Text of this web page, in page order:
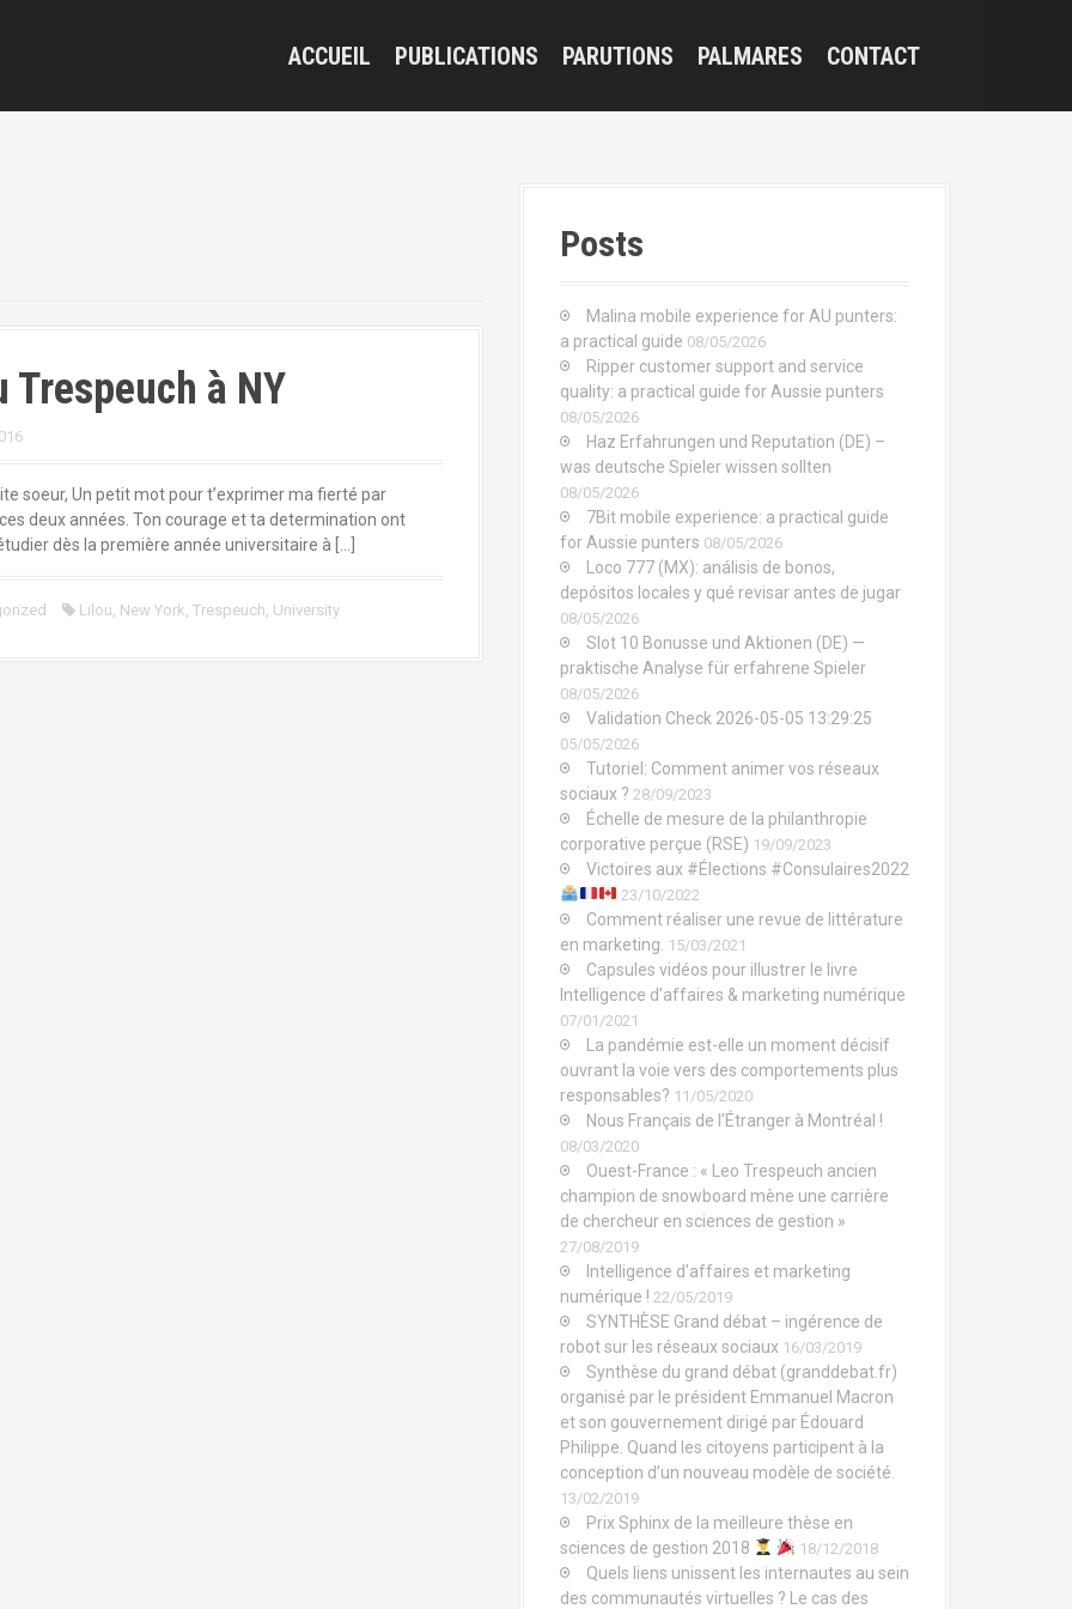
ACCUEIL PUBLICATIONS PARUTIONS PALMARES CONTACT
Trespeuch à NY
soeur, Un petit mot pour t’exprimer ma fierté par
deux années. Ton courage et ta determination ont
dès la première année universitaire à […]
Lilou, New York, Trespeuch, University
Posts
Malina mobile experience for AU punters:
a practical guide 08/05/2026
Ripper customer support and service
quality: a practical guide for Aussie punters
08/05/2026
Haz Erfahrungen und Reputation (DE) –
was deutsche Spieler wissen sollten
08/05/2026
7Bit mobile experience: a practical guide
for Aussie punters 08/05/2026
Loco 777 (MX): análisis de bonos,
depósitos locales y qué revisar antes de jugar
08/05/2026
Slot 10 Bonusse und Aktionen (DE) —
praktische Analyse für erfahrene Spieler
08/05/2026
Validation Check 2026-05-05 13:29:25
05/05/2026
Tutoriel: Comment animer vos réseaux
sociaux ? 28/09/2023
Échelle de mesure de la philanthropie
corporative perçue (RSE) 19/09/2023
Victoires aux #Élections #Consulaires2022
23/10/2022
Comment réaliser une revue de littérature
en marketing. 15/03/2021
Capsules vidéos pour illustrer le livre
Intelligence d’affaires & marketing numérique
07/01/2021
La pandémie est-elle un moment décisif
ouvrant la voie vers des comportements plus
responsables? 11/05/2020
Nous Français de l’Étranger à Montréal !
08/03/2020
Ouest-France : « Leo Trespeuch ancien
champion de snowboard mène une carrière
de chercheur en sciences de gestion »
27/08/2019
Intelligence d’affaires et marketing
numérique ! 22/05/2019
SYNTHÈSE Grand débat – ingérence de
robot sur les réseaux sociaux 16/03/2019
Synthèse du grand débat (granddebat.fr)
organisé par le président Emmanuel Macron
et son gouvernement dirigé par Édouard
Philippe. Quand les citoyens participent à la
conception d’un nouveau modèle de société.
13/02/2019
Prix Sphinx de la meilleure thèse en
sciences de gestion 2018
18/12/2018
Quels liens unissent les internautes au sein
des communautés virtuelles ? Le cas des